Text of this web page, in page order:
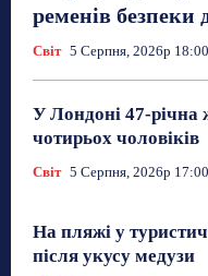
ременів безпеки
Світ 5 Серпня, 2026р 18:00
У Лондоні 47-
чотирьох чоловіків
Світ 5 Серпня, 2026р 17:00
На пляжі у
після укусу медузи